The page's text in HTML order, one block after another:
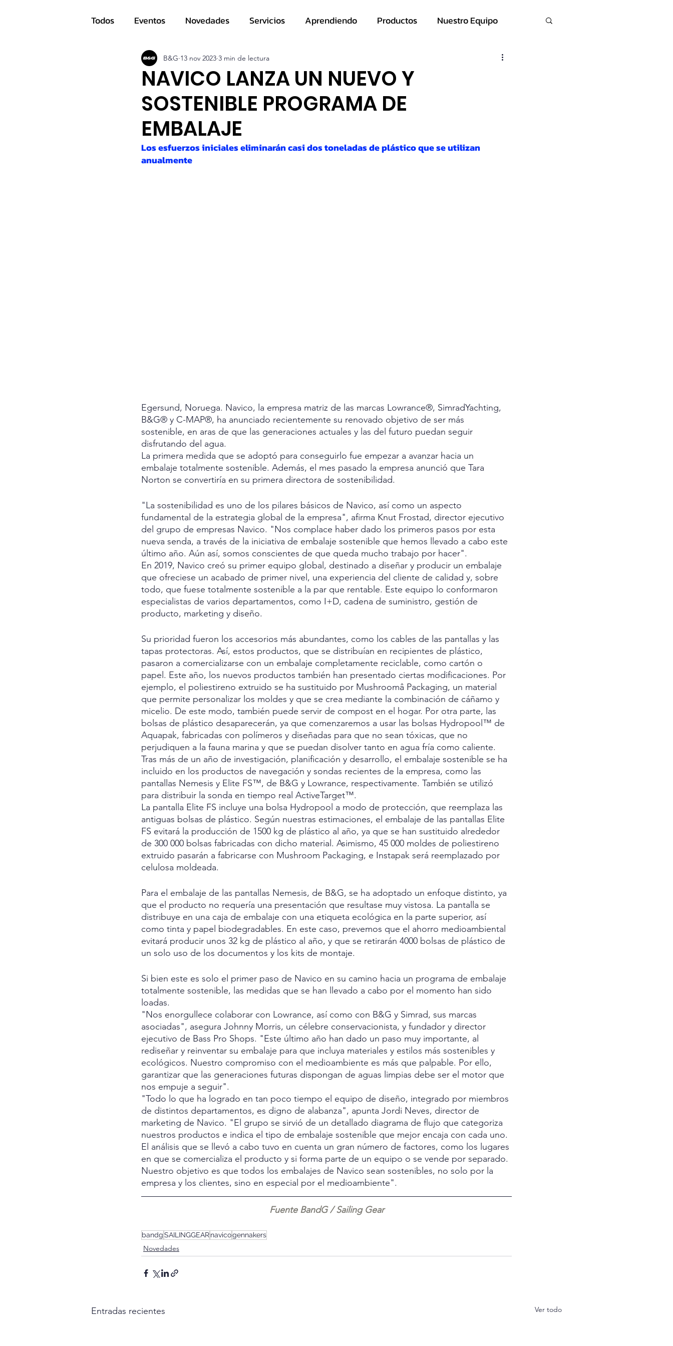
Todos Eventos Novedades Servicios Aprendiendo Productos Nuestro Equipo
Navegantes
NAVICO LANZA UN NUEVO Y
SOSTENIBLE PROGRAMA DE
EMBALAJE
B&G 13 nov 2023 3 min de lectura
Los esfuerzos iniciales eliminarán casi dos toneladas de plástico que se utilizan
anualmente
Egersund, Noruega. Navico, la empresa matriz de las marcas Lowrance®, SimradYachting,
B&G® y C-MAP®, ha anunciado recientemente su renovado objetivo de ser más
sostenible, en aras de que las generaciones actuales y las del futuro puedan seguir
disfrutando del agua.
La primera medida que se adoptó para conseguirlo fue empezar a avanzar hacia un
embalaje totalmente sostenible. Además, el mes pasado la empresa anunció que Tara
Norton se convertiría en su primera directora de sostenibilidad.
"La sostenibilidad es uno de los pilares básicos de Navico, así como un aspecto
fundamental de la estrategia global de la empresa", afirma Knut Frostad, director ejecutivo
del grupo de empresas Navico. "Nos complace haber dado los primeros pasos por esta
nueva senda, a través de la iniciativa de embalaje sostenible que hemos llevado a cabo este
último año. Aún así, somos conscientes de que queda mucho trabajo por hacer".
En 2019, Navico creó su primer equipo global, destinado a diseñar y producir un embalaje
que ofreciese un acabado de primer nivel, una experiencia del cliente de calidad y, sobre
todo, que fuese totalmente sostenible a la par que rentable. Este equipo lo conformaron
especialistas de varios departamentos, como I+D, cadena de suministro, gestión de
producto, marketing y diseño.
Su prioridad fueron los accesorios más abundantes, como los cables de las pantallas y las
tapas protectoras. Así, estos productos, que se distribuían en recipientes de plástico,
pasaron a comercializarse con un embalaje completamente reciclable, como cartón o
papel. Este año, los nuevos productos también han presentado ciertas modificaciones. Por
ejemplo, el poliestireno extruido se ha sustituido por Mushroomâ Packaging, un material
que permite personalizar los moldes y que se crea mediante la combinación de cáñamo y
micelio. De este modo, también puede servir de compost en el hogar. Por otra parte, las
bolsas de plástico desaparecerán, ya que comenzaremos a usar las bolsas Hydropool™ de
Aquapak, fabricadas con polímeros y diseñadas para que no sean tóxicas, que no
perjudiquen a la fauna marina y que se puedan disolver tanto en agua fría como caliente.
Tras más de un año de investigación, planificación y desarrollo, el embalaje sostenible se ha
incluido en los productos de navegación y sondas recientes de la empresa, como las
pantallas Nemesis y Elite FS™, de B&G y Lowrance, respectivamente. También se utilizó
para distribuir la sonda en tiempo real ActiveTarget™.
La pantalla Elite FS incluye una bolsa Hydropool a modo de protección, que reemplaza las
antiguas bolsas de plástico. Según nuestras estimaciones, el embalaje de las pantallas Elite
FS evitará la producción de 1500 kg de plástico al año, ya que se han sustituido alrededor
de 300 000 bolsas fabricadas con dicho material. Asimismo, 45 000 moldes de poliestireno
extruido pasarán a fabricarse con Mushroom Packaging, e Instapak será reemplazado por
celulosa moldeada.
Para el embalaje de las pantallas Nemesis, de B&G, se ha adoptado un enfoque distinto, ya
que el producto no requería una presentación que resultase muy vistosa. La pantalla se
distribuye en una caja de embalaje con una etiqueta ecológica en la parte superior, así
como tinta y papel biodegradables. En este caso, prevemos que el ahorro medioambiental
evitará producir unos 32 kg de plástico al año, y que se retirarán 4000 bolsas de plástico de
un solo uso de los documentos y los kits de montaje.
Si bien este es solo el primer paso de Navico en su camino hacia un programa de embalaje
totalmente sostenible, las medidas que se han llevado a cabo por el momento han sido
loadas.
"Nos enorgullece colaborar con Lowrance, así como con B&G y Simrad, sus marcas
asociadas", asegura Johnny Morris, un célebre conservacionista, y fundador y director
ejecutivo de Bass Pro Shops. "Este último año han dado un paso muy importante, al
rediseñar y reinventar su embalaje para que incluya materiales y estilos más sostenibles y
ecológicos. Nuestro compromiso con el medioambiente es más que palpable. Por ello,
garantizar que las generaciones futuras dispongan de aguas limpias debe ser el motor que
nos empuje a seguir".
"Todo lo que ha logrado en tan poco tiempo el equipo de diseño, integrado por miembros
de distintos departamentos, es digno de alabanza", apunta Jordi Neves, director de
marketing de Navico. "El grupo se sirvió de un detallado diagrama de flujo que categoriza
nuestros productos e indica el tipo de embalaje sostenible que mejor encaja con cada uno.
El análisis que se llevó a cabo tuvo en cuenta un gran número de factores, como los lugares
en que se comercializa el producto y si forma parte de un equipo o se vende por separado.
Nuestro objetivo es que todos los embalajes de Navico sean sostenibles, no solo por la
empresa y los clientes, sino en especial por el medioambiente".
Fuente BandG / Sailing Gear
bandgSAILINGGEARnavicogennakers
Novedades
Entradas recientes Ver todo